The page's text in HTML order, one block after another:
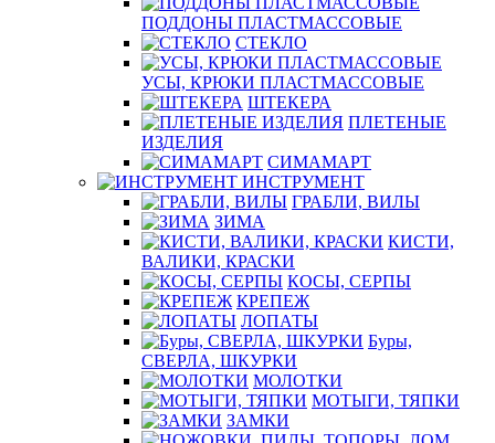
ПОДДОНЫ ПЛАСТМАССОВЫЕ
СТЕКЛО
УСЫ, КРЮКИ ПЛАСТМАССОВЫЕ
ШТЕКЕРА
ПЛЕТЕНЫЕ
ИЗДЕЛИЯ
СИМАМАРТ
ИНСТРУМЕНТ
ГРАБЛИ, ВИЛЫ
ЗИМА
КИСТИ,
ВАЛИКИ, КРАСКИ
КОСЫ, СЕРПЫ
КРЕПЕЖ
ЛОПАТЫ
Буры,
СВЕРЛА, ШКУРКИ
МОЛОТКИ
МОТЫГИ, ТЯПКИ
ЗАМКИ